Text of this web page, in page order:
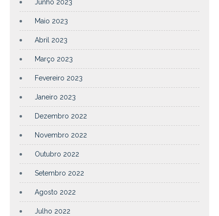
Junho 2023
Maio 2023
Abril 2023
Março 2023
Fevereiro 2023
Janeiro 2023
Dezembro 2022
Novembro 2022
Outubro 2022
Setembro 2022
Agosto 2022
Julho 2022